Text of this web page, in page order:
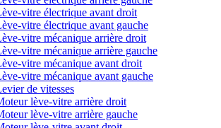
vitre électrique avant droit
vitre électrique avant gauche
vitre mécanique arrière droit
vitre mécanique arrière gauche
vitre mécanique avant droit
vitre mécanique avant gauche
de vitesses
lève-vitre arrière droit
lève-vitre arrière gauche